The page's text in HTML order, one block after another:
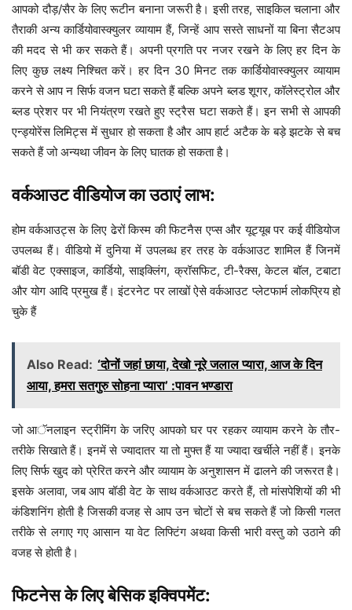
आपको दौड़/सैर के लिए रूटीन बनाना जरूरी है। इसी तरह, साइकिल चलाना और
तैराकी अन्य कार्डियोवास्क्युलर व्यायाम हैं, जिन्हें आप सस्ते साधनों या बिना सैटअप
की मदद से भी कर सकते हैं। अपनी प्रगति पर नजर रखने के लिए हर दिन के
लिए कुछ लक्ष्य निश्चित करें। हर दिन 30 मिनट तक कार्डियोवास्क्युलर व्यायाम
करने से आप न सिर्फ वजन घटा सकते हैं बल्कि अपने ब्लड शूगर, कॉलेस्ट्रोल और
ब्लड प्रेशर पर भी नियंत्रण रखते हुए स्ट्रैस घटा सकते हैं। इन सभी से आपकी
एन्ड्योरेंस लिमिट्स में सुधार हो सकता है और आप हार्ट अटैक के बड़े झटके से बच
सकते हैं जो अन्यथा जीवन के लिए घातक हो सकता है।
वर्कआउट वीडियोज का उठाएं लाभ:
होम वर्कआउट्स के लिए ढेरों किस्म की फिटनैस एप्स और यूट्यूब पर कई वीडियोज
उपलब्ध हैं। वीडियो में दुनिया में उपलब्ध हर तरह के वर्कआउट शामिल हैं जिनमें
बॉडी वेट एक्साइज, कार्डियो, साइक्लिंग, क्रॉसफिट, टी-रैक्स, केटल बॉल, टबाटा
और योग आदि प्रमुख हैं। इंटरनेट पर लाखों ऐसे वर्कआउट प्लेटफार्म लोकप्रिय हो
चुके हैं
Also Read: ‘दोनों जहां छाया, देखो नूरे जलाल प्यारा, आज के दिन
आया, हमरा सतगुरु सोहना प्यारा’ :पावन भण्डारा
जो आॅनलाइन स्ट्रीमिंग के जरिए आपको घर पर रहकर व्यायाम करने के तौर-
तरीके सिखाते हैं। इनमें से ज्यादातर या तो मुफ्त हैं या ज्यादा खर्चीले नहीं हैं। इनके
लिए सिर्फ खुद को प्रेरित करने और व्यायाम के अनुशासन में ढालने की जरूरत है।
इसके अलावा, जब आप बॉडी वेट के साथ वर्कआउट करते हैं, तो मांसपेशियों की भी
कंडिशनिंग होती है जिसकी वजह से आप उन चोटों से बच सकते हैं जो किसी गलत
तरीके से लगाए गए आसान या वेट लिफ्टिंग अथवा किसी भारी वस्तु को उठाने की
वजह से होती है।
फिटनेस के लिए बेसिक इक्विपमेंट: